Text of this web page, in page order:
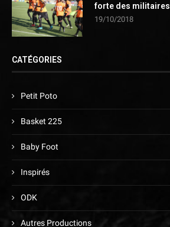
forte des militaires
19/10/2018
CATÉGORIES
Petit Poto
Basket 225
Baby Foot
Inspirés
ODK
Autres Productions